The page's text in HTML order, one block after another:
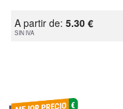
A partir de: 5.30 €
SIN IVA